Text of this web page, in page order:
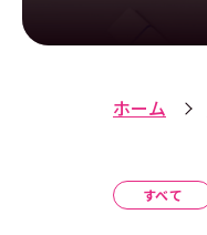
ホーム
すべて